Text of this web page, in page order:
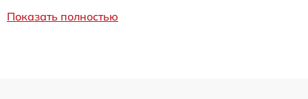
Показать полностью